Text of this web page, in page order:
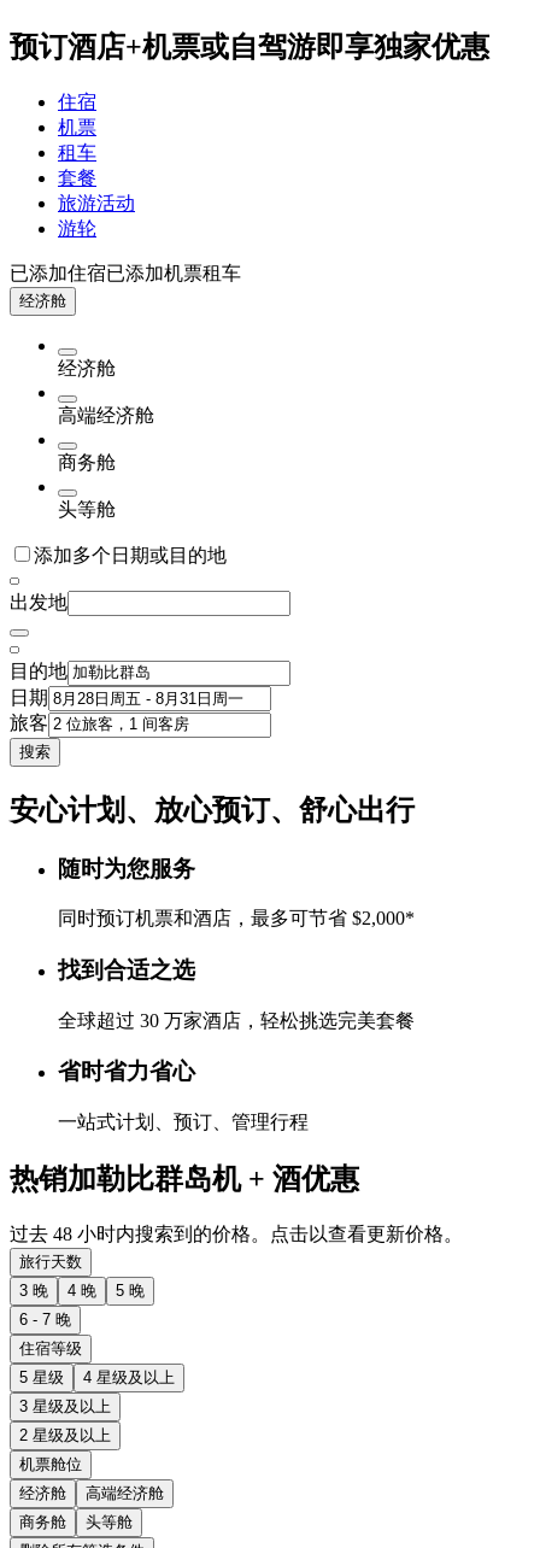
预订酒店+机票或自驾游即享独家优惠
住宿
机票
租车
套餐
旅游活动
游轮
已添加住宿已添加机票租车
经济舱
经济舱
高端经济舱
商务舱
头等舱
添加多个日期或目的地
出发地
目的地
日期
旅客
搜索
安心计划、放心预订、舒心出行
随时为您服务
同时预订机票和酒店，最多可节省 $2,000*
找到合适之选
全球超过 30 万家酒店，轻松挑选完美套餐
省时省力省心
一站式计划、预订、管理行程
热销加勒比群岛机 + 酒优惠
过去 48 小时内搜索到的价格。点击以查看更新价格。
旅行天数
3 晚
4 晚
5 晚
6 - 7 晚
住宿等级
5 星级
4 星级及以上
3 星级及以上
2 星级及以上
机票舱位
经济舱
高端经济舱
商务舱
头等舱